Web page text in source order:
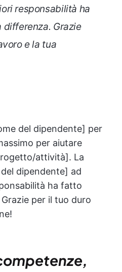
responsabilità ha
Grazie
e la tua
del dipendente] per
per aiutare
attività]. La
dipendente] ad
ha fatto
per il tuo duro